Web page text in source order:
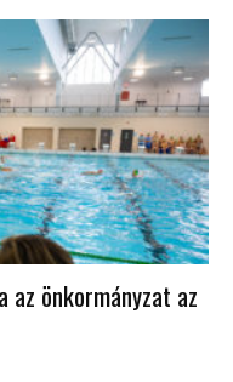
az önkormányzat az